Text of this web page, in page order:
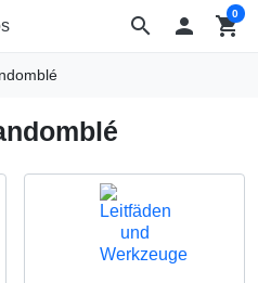
search  shopping_cart
0